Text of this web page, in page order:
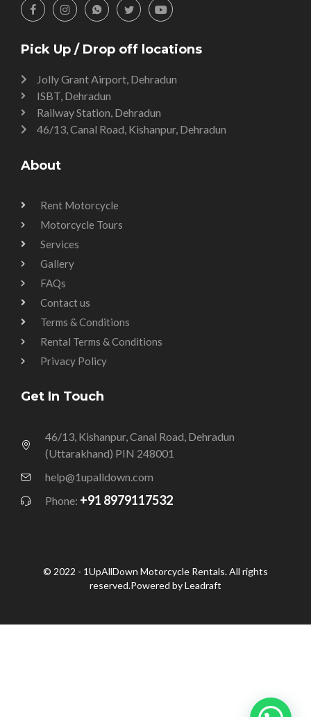
Pick Up / Drop off locations
Jolly Grant Airport, Dehradun
ISBT, Dehradun
Railway Station, Dehradun
46/13, Canal Road, Kishanpur, Dehradun
About
Rent Motorcycle
Motorcycle Tours
Services
Gallery
FAQs
Contact us
Terms & Conditions
Rental Terms & Conditions
Privacy Policy
Get In Touch
46/13, Kishanpur, Canal Road, Dehradun
(Uttarakhand) PIN 248001
help@1upalldown.com
Phone: +91 8979117532
© 2022 - 1UpAllDown Motorcycle Rentals. All rights
reserved.Powered by Leadraft